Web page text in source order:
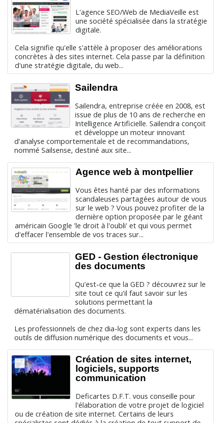
L'agence SEO/Web de MediaVeille est
une société spécialisée dans la stratégie
digitale.
Cela signifie qu'elle s'attèle à proposer des améliorations
concrètes à des sites internet. Cela passe par la définition
d'une stratégie digitale, du web...
Sailendra
Sailendra, entreprise créée en 2008, est
issue de plus de 10 ans de recherche en
Intelligence Artificielle. Sailendra conçoit
et développe un moteur innovant
d'analyse comportementale et de recommandations,
nommé Sailsense, destiné aux site...
Agence web à montpellier
Vous êtes hanté par des informations
scandaleuses partagées autour de vous
sur le web ? Vous pouvez profiter de la
dernière option proposée par le géant
américain Google 'le droit à l'oubli' et qui vous permet
d'effacer l'ensemble de vos traces sur...
GED - Gestion électronique
des documents
Qu'est-ce que la GED ? découvrez sur le
site tout ce qu'il faut savoir sur les
solutions permettant la
dématérialisation des documents.
Les professionnels de chez dia-log sont experts dans les
outils de diffusion numérique des documents et vous...
Création de sites internet,
logiciels, supports
communication
Deficartes D.F.T. vous conseille pour
l'élaboration de votre projet de logiciel
ou de création de site internet. Certains de leurs